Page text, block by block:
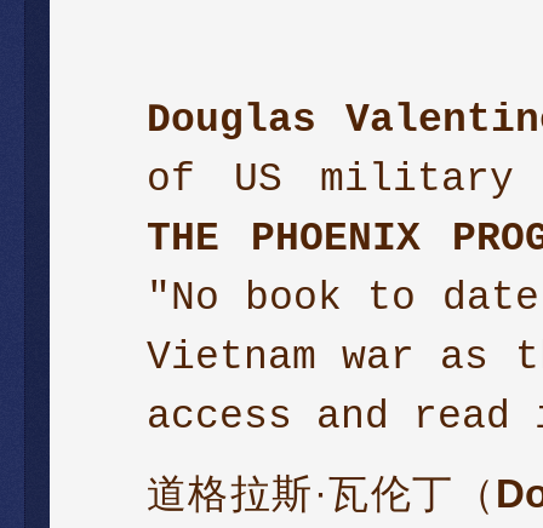
Douglas
of US
THE PHOENIX
"No book to
Vietnam war as
access and
道格拉斯·瓦伦丁（